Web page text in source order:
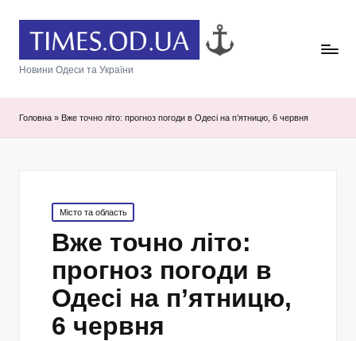
Новини Одеси та України
Головна » Вже точно літо: прогноз погоди в Одесі на п’ятницю, 6 червня
Posted
in
Місто та область
Вже точно літо:
прогноз погоди в
Одесі на п’ятницю,
6 червня